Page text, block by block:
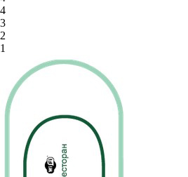
4
3
2
1